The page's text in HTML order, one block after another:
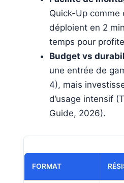
Quick-Up comme
déploient en 2
temps pour
Budget vs
une entrée de
4), mais
d’usage intensif
Guide, 2026).
FORMAT